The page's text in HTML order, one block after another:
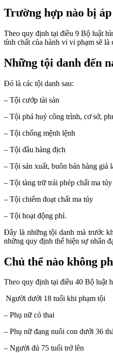
Trường hợp nào bị
Theo quy định tại điều 9 Bộ luật
tính chất của hành vi vi phạm sẽ
Những tội danh đến
Đó là các tội danh sau:
– Tội cướp tài sản
– Tội phá huỷ công trình, cơ sở,
– Tội chống mệnh lệnh
– Tội đầu hàng địch
– Tội sản xuất, buôn bán hàng
– Tội tàng trữ trái phép chất ma túy
– Tội chiếm đoạt chất ma túy
– Tội hoạt động phỉ.
Đây là những tội danh mà trước
những quy định thể hiện sự nhân
Chủ thể nào không
Theo quy định tại điều 40 Bộ luật
Người dưới 18 tuổi khi phạm tội
– Phụ nữ có thai
– Phụ nữ đang nuôi con dưới 36
– Người đủ 75 tuổi trở lên